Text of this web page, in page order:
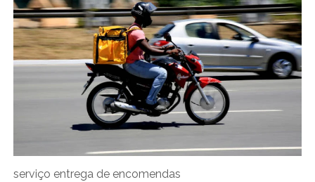
serviço entrega de encomendas